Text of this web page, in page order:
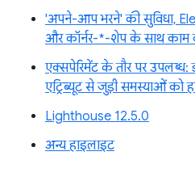
'अपने-आप भरने' की सुविधा,
और कॉर्नर-*-शेप के साथ काम
एक्सपेरिमेंट के तौर पर
एट्रिब्यूट से जुड़ी समस्याओं को
Lighthouse 12.5.0
अन्य हाइलाइट